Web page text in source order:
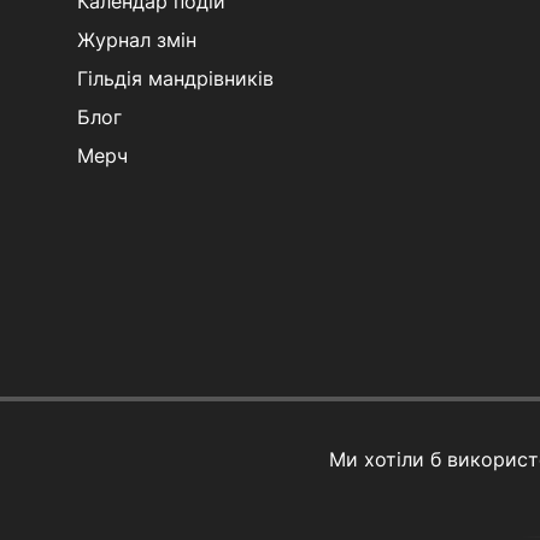
Ми хотіли б
Журнал змін
Гільдія мандрівників
Блог
Мерч